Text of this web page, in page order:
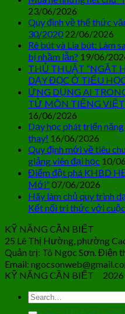
23/06/2026
Quy định về thể thức
30/2020 22/06/2026
Rê bút và Lia bút: Làm
bị nhầm lẫn? 19/06/
THỦ THUẬT “NGẮT
DẠY ĐỌC Ở TIỂU
ỨNG DỤNG AI
TỬ MÔN TIẾNG
16/06/2026
Dạy học phát triển
thay! 16/06/2026
Quy định mới về tiêu
giảng viên đại học 10/
Điểm đột phá KHBD
Mới”07/06/2026
Hãy làm chủ quy trình
Kết nối tri thức với
KỸ NĂNG CẦN BIẾT
25 Lê Thị Hường, phường
Quản trị: Tô Ngọc Sơn. Điện
Email:
KỸ NĂNG CẦN BIẾT 2026